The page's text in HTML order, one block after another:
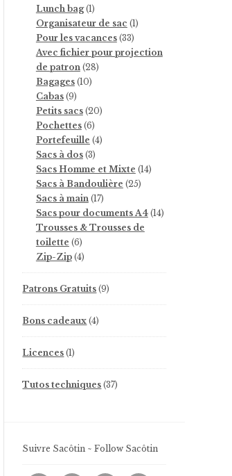
produits
Lunch bag 11
produit
Organisateur de sac 11
Pour les vacances 3333
produits
Avec fichier pour projection
de patron 2828
Bagages 1010
Cabas 99
produits
Petits sacs 2020
Pochettes 66
produits
Portefeuille 44
Sacs à dos 33
produits
Sacs Homme et Mixte 1414
Sacs à Bandoulière 2525
Sacs à main 1717
produits
Sacs pour documents A4 1414
Trousses & Trousses de
toilette 66
produits
Zip-Zip 44
produits
Patrons Gratuits 99
produits
Bons cadeaux 44
produits
Licences 11
produit
Tutos techniques 3737
Suivre Sacôtin ~ Follow Sacôtin